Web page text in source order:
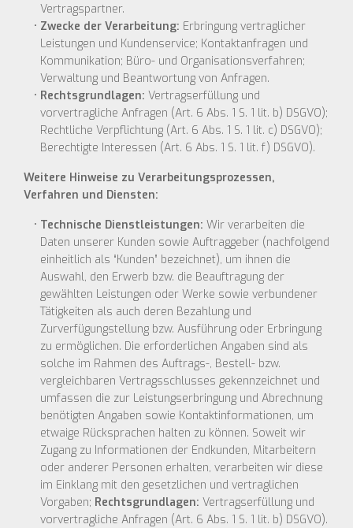
Vertragspartner.
Zwecke der Verarbeitung: Erbringung vertraglicher
Leistungen und Kundenservice; Kontaktanfragen und
Kommunikation; Büro- und Organisationsverfahren;
Verwaltung und Beantwortung von Anfragen.
Rechtsgrundlagen: Vertragserfüllung und
vorvertragliche Anfragen (Art. 6 Abs. 1 S. 1 lit. b) DSGVO);
Rechtliche Verpflichtung (Art. 6 Abs. 1 S. 1 lit. c) DSGVO);
Berechtigte Interessen (Art. 6 Abs. 1 S. 1 lit. f) DSGVO).
Weitere Hinweise zu Verarbeitungsprozessen,
Verfahren und Diensten:
Technische Dienstleistungen: Wir verarbeiten die
Daten unserer Kunden sowie Auftraggeber (nachfolgend
einheitlich als “Kunden” bezeichnet), um ihnen die
Auswahl, den Erwerb bzw. die Beauftragung der
gewählten Leistungen oder Werke sowie verbundener
Tätigkeiten als auch deren Bezahlung und
Zurverfügungstellung bzw. Ausführung oder Erbringung
zu ermöglichen. Die erforderlichen Angaben sind als
solche im Rahmen des Auftrags-, Bestell- bzw.
vergleichbaren Vertragsschlusses gekennzeichnet und
umfassen die zur Leistungserbringung und Abrechnung
benötigten Angaben sowie Kontaktinformationen, um
etwaige Rücksprachen halten zu können. Soweit wir
Zugang zu Informationen der Endkunden, Mitarbeitern
oder anderer Personen erhalten, verarbeiten wir diese
im Einklang mit den gesetzlichen und vertraglichen
Vorgaben; Rechtsgrundlagen: Vertragserfüllung und
vorvertragliche Anfragen (Art. 6 Abs. 1 S. 1 lit. b) DSGVO).